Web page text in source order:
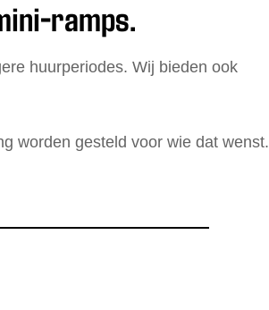
ramps.
huurperiodes. Wij bieden ook
worden gesteld voor wie dat wenst.